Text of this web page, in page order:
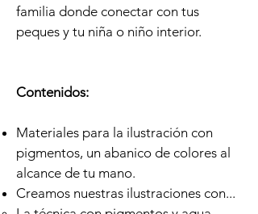
familia donde conectar con tus
peques y tu niña o niño interior.
Contenidos:
Materiales para la ilustración con
pigmentos, un abanico de colores al
alcance de tu mano.
Creamos nuestras ilustraciones con...